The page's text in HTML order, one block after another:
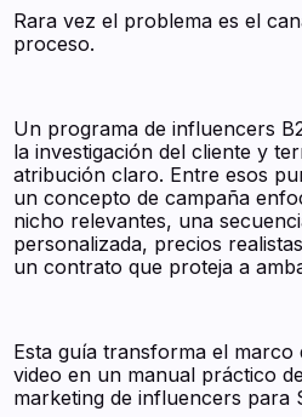
Rara vez el problema es el
proceso.
Un programa de influencers
la investigación del cliente y
atribución claro. Entre esos
un concepto de campaña
nicho relevantes, una
personalizada, precios
un contrato que proteja a
Esta guía transforma el
video en un manual práctico
marketing de influencers para